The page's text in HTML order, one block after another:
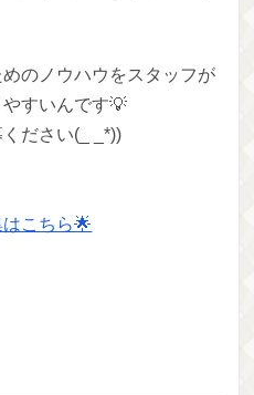
のノウハウをスタッフが
すいんです💡
ださい(_ _*))
こちら🌟